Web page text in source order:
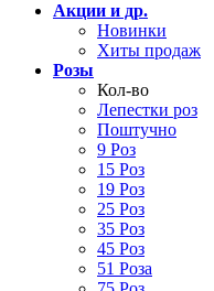
Акции и др.
Новинки
Хиты продаж
Розы
Кол-во
Лепестки роз
Поштучно
9 Роз
15 Роз
19 Роз
25 Роз
35 Роз
45 Роз
51 Роза